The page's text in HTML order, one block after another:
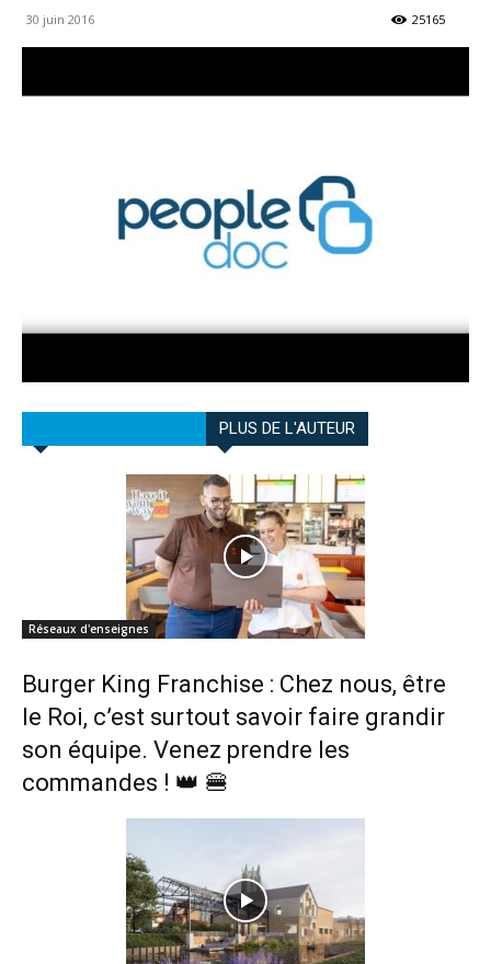
30 juin 2016 25165
PLUS DE L'AUTEUR
Réseaux d'enseignes
Burger King Franchise : Chez nous, être
le Roi, c’est surtout savoir faire grandir
son équipe. Venez prendre les
commandes ! 👑 🍔